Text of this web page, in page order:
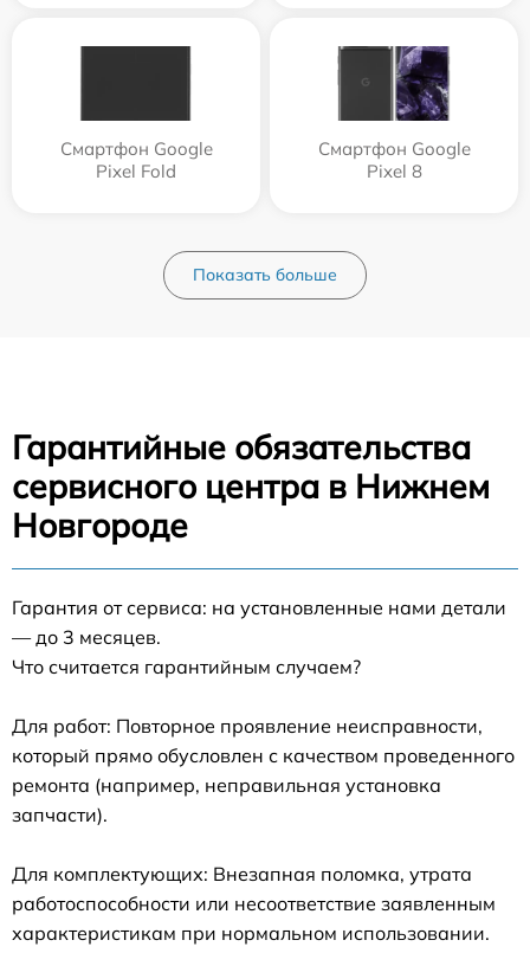
Смартфон Google
Pixel Fold
Смартфон Google
Pixel 8
Показать больше
Гарантийные обязательства
сервисного центра в Нижнем
Новгороде
Гарантия от сервиса: на установленные нами детали
— до 3 месяцев.
Что считается гарантийным случаем?
Для работ: Повторное проявление неисправности,
который прямо обусловлен с качеством проведенного
ремонта (например, неправильная установка
запчасти).
Для комплектующих: Внезапная поломка, утрата
работоспособности или несоответствие заявленным
характеристикам при нормальном использовании.